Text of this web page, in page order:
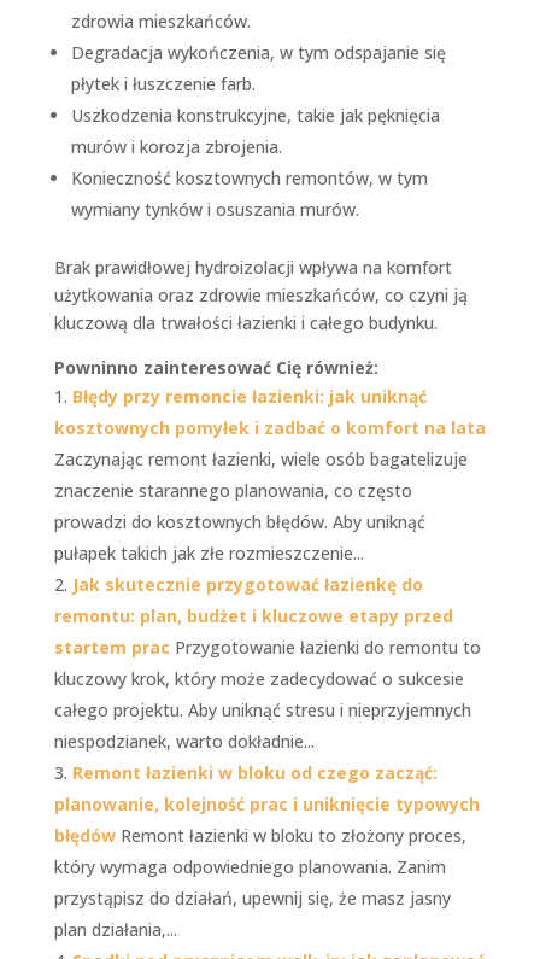
zdrowia mieszkańców.
Degradacja wykończenia, w tym odspajanie się
płytek i łuszczenie farb.
Uszkodzenia konstrukcyjne, takie jak pęknięcia
murów i korozja zbrojenia.
Konieczność kosztownych remontów, w tym
wymiany tynków i osuszania murów.
Brak prawidłowej hydroizolacji wpływa na komfort
użytkowania oraz zdrowie mieszkańców, co czyni ją
kluczową dla trwałości łazienki i całego budynku.
Powninno zainteresować Cię również:
Błędy przy remoncie łazienki: jak uniknąć
kosztownych pomyłek i zadbać o komfort na lata
Zaczynając remont łazienki, wiele osób bagatelizuje
znaczenie starannego planowania, co często
prowadzi do kosztownych błędów. Aby uniknąć
pułapek takich jak złe rozmieszczenie...
Jak skutecznie przygotować łazienkę do
remontu: plan, budżet i kluczowe etapy przed
startem prac Przygotowanie łazienki do remontu to
kluczowy krok, który może zadecydować o sukcesie
całego projektu. Aby uniknąć stresu i nieprzyjemnych
niespodzianek, warto dokładnie...
Remont łazienki w bloku od czego zacząć:
planowanie, kolejność prac i uniknięcie typowych
błędów Remont łazienki w bloku to złożony proces,
który wymaga odpowiedniego planowania. Zanim
przystąpisz do działań, upewnij się, że masz jasny
plan działania,...